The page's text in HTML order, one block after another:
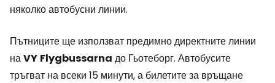
няколко автобусни линии.
Пътниците ще използват предимно директните линии
наVY Flygbussarna до Гьотеборг. Автобусите
тръгват на всеки 15 минути, а билетите за връщане